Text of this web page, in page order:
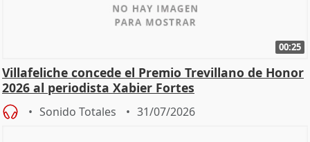
00:25
Villafeliche concede el Premio Trevillano de Honor
2026 al periodista Xabier Fortes
Sonido Totales 31/07/2026